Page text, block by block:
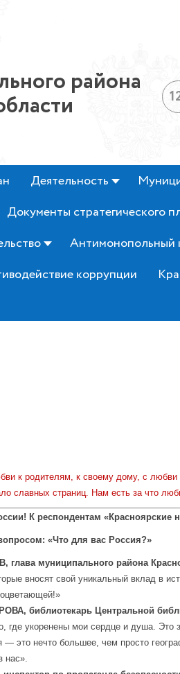
района
Деятельность
Документы стратегического
Антимонопольный
коррупции
к родителям, к своему дому, с
славных страниц. Нам есть за что
К респондентам «Красноярские
«Что для вас Россия?»
глава муниципального района
вносят свой уникальный вклад в
библиотекарь Центральной
где укоренены мои сердце и душа. Это
— это нечто большее, чем просто
нас».